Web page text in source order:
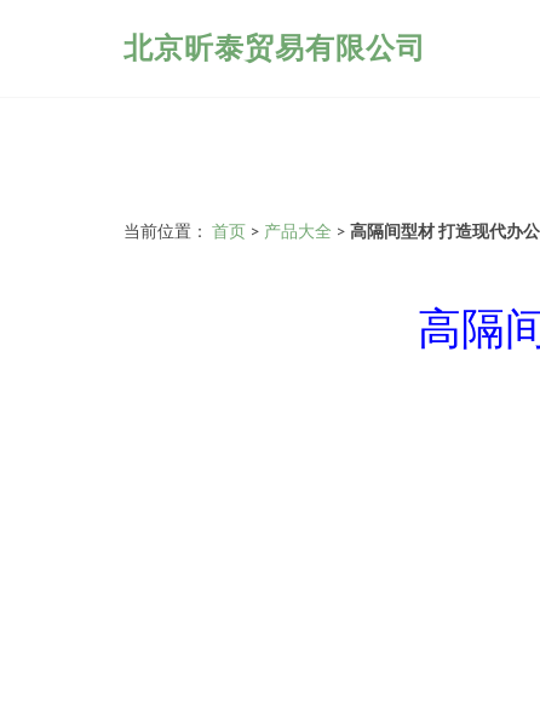
北京昕泰贸易有限公司
当前位置： 首页 > 产品大全 > 高隔间型材 打造现代办
高隔